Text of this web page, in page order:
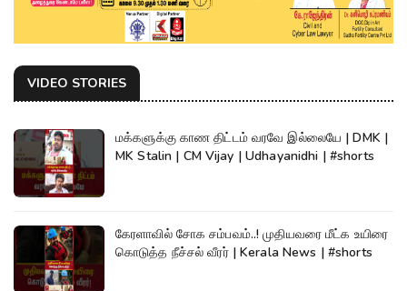
VIDEO STORIES
மக்களுக்கு காண திட்டம் வரவே இல்லையே | DMK |
MK Stalin | CM Vijay | Udhayanidhi | #shorts
கேரளாவில் சோக சம்பவம்..! முதியவரை மீட்க உயிரை
கொடுத்த நீச்சல் வீரர் | Kerala News | #shorts